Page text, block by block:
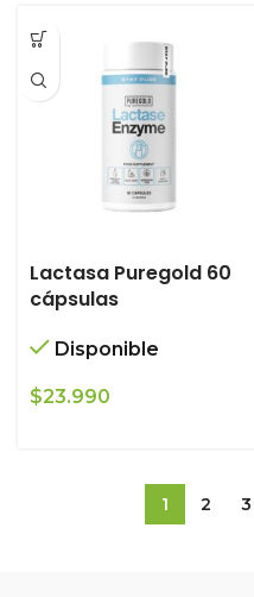
Lactasa Puregold 60
cápsulas
Disponible
$23.990
1 2 3